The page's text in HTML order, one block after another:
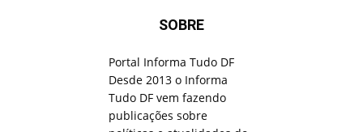
SOBRE
Portal Informa Tudo DF
Desde 2013 o Informa
Tudo DF vem fazendo
publicações sobre